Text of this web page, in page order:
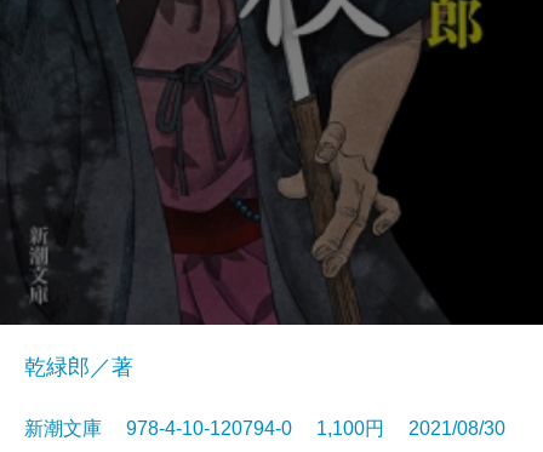
乾緑郎／著
新潮文庫 978-4-10-120794-0 1,100円 2021/08/30